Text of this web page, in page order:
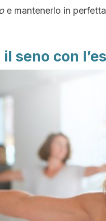
e mantenerlo in
il seno con